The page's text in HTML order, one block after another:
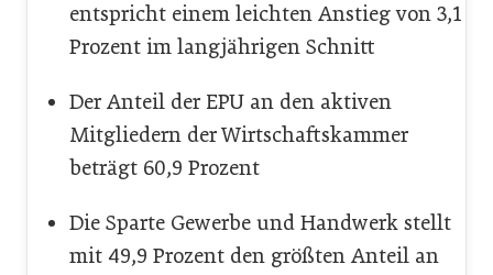
entspricht einem leichten Anstieg von 3,1
Prozent im langjährigen Schnitt
Der Anteil der EPU an den aktiven
Mitgliedern der Wirtschaftskammer
beträgt 60,9 Prozent
Die Sparte Gewerbe und Handwerk stellt
mit 49,9 Prozent den größten Anteil an